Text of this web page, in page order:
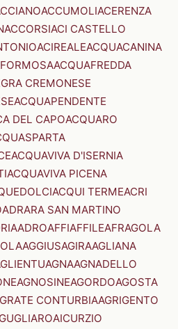
ACCUMOLIACERENZA
ACI CASTELLO
ACIREALEACQUACANINA
ACQUAFREDDA
CREMONESE
ACQUAPENDENTE
DEL CAPOACQUARO
ACQUAVIVA D'ISERNIA
ACQUAVIVA PICENA
ACQUI TERMEACRI
ADRARA SAN MARTINO
ADROAFFIAFFILEAFRAGOLA
AGGIUSAGIRAAGLIANA
AGNAAGNADELLO
AGNOSINEAGORDOAGOSTA
CONTURBIAAGRIGENTO
AICURZIO